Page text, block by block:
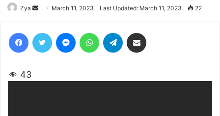
Zya
Send
an
email
March 11, 2023 Last Updated: March 11, 2023 22
43